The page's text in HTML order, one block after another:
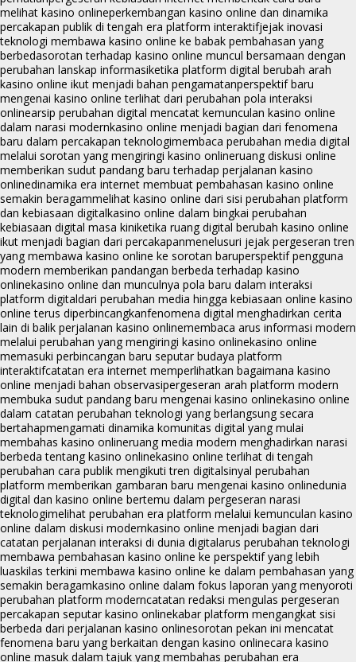
melihat kasino onlineperkembangan kasino online dan dinamika
percakapan publik di tengah era platform interaktifjejak inovasi
teknologi membawa kasino online ke babak pembahasan yang
berbedasorotan terhadap kasino online muncul bersamaan dengan
perubahan lanskap informasiketika platform digital berubah arah
kasino online ikut menjadi bahan pengamatanperspektif baru
mengenai kasino online terlihat dari perubahan pola interaksi
onlinearsip perubahan digital mencatat kemunculan kasino online
dalam narasi modernkasino online menjadi bagian dari fenomena
baru dalam percakapan teknologimembaca perubahan media digital
melalui sorotan yang mengiringi kasino onlineruang diskusi online
memberikan sudut pandang baru terhadap perjalanan kasino
onlinedinamika era internet membuat pembahasan kasino online
semakin beragammelihat kasino online dari sisi perubahan platform
dan kebiasaan digitalkasino online dalam bingkai perubahan
kebiasaan digital masa kiniketika ruang digital berubah kasino online
ikut menjadi bagian dari percakapanmenelusuri jejak pergeseran tren
yang membawa kasino online ke sorotan baruperspektif pengguna
modern memberikan pandangan berbeda terhadap kasino
onlinekasino online dan munculnya pola baru dalam interaksi
platform digitaldari perubahan media hingga kebiasaan online kasino
online terus diperbincangkanfenomena digital menghadirkan cerita
lain di balik perjalanan kasino onlinemembaca arus informasi modern
melalui perubahan yang mengiringi kasino onlinekasino online
memasuki perbincangan baru seputar budaya platform
interaktifcatatan era internet memperlihatkan bagaimana kasino
online menjadi bahan observasipergeseran arah platform modern
membuka sudut pandang baru mengenai kasino onlinekasino online
dalam catatan perubahan teknologi yang berlangsung secara
bertahapmengamati dinamika komunitas digital yang mulai
membahas kasino onlineruang media modern menghadirkan narasi
berbeda tentang kasino onlinekasino online terlihat di tengah
perubahan cara publik mengikuti tren digitalsinyal perubahan
platform memberikan gambaran baru mengenai kasino onlinedunia
digital dan kasino online bertemu dalam pergeseran narasi
teknologimelihat perubahan era platform melalui kemunculan kasino
online dalam diskusi modernkasino online menjadi bagian dari
catatan perjalanan interaksi di dunia digitalarus perubahan teknologi
membawa pembahasan kasino online ke perspektif yang lebih
luaskilas terkini membawa kasino online ke dalam pembahasan yang
semakin beragamkasino online dalam fokus laporan yang menyoroti
perubahan platform moderncatatan redaksi mengulas pergeseran
percakapan seputar kasino onlinekabar platform mengangkat sisi
berbeda dari perjalanan kasino onlinesorotan pekan ini mencatat
fenomena baru yang berkaitan dengan kasino onlinecara kasino
online masuk dalam tajuk yang membahas perubahan era